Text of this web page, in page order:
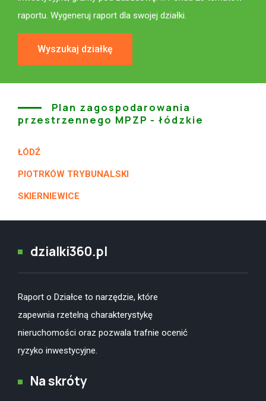
raportu. Wygeneruj raport dla swojej działki.
Wyszukaj działkę
Plan zagospodarowania
przestrzennego MPZP - łódzkie
ŁÓDŹ
PIOTRKÓW TRYBUNALSKI
SKIERNIEWICE
dzialki360.pl
Raport o Działce to narzędzie, które
zapewnia rzetelną charakterystykę
nieruchomości oraz pozwala trafnie ocenić
ryzyko inwestycyjne.
Na skróty